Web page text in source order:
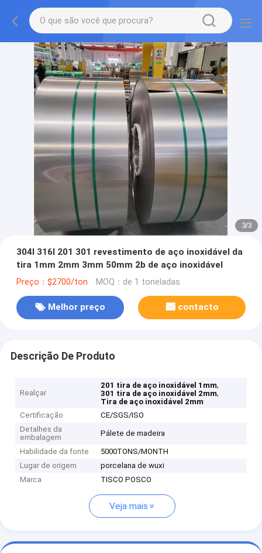
3/3
304l 316l 201 301 revestimento de aço inoxidável da
tira 1mm 2mm 3mm 50mm 2b de aço inoxidável
Preço：$2700/ton MOQ：de 1 toneladas
Melhor preço contacto
Descrição De Produto
Realçar
201 tira de aço inoxidável 1mm,
301 tira de aço inoxidável 2mm,
Tira de aço inoxidável 2mm
Certificação
CE/SGS/ISO
Detalhes da
embalagem
Pálete de madeira
Habilidade da fonte
5000TONS/MONTH
Lugar de origem
porcelana de wuxi
Marca
TISCO POSCO
Veja mais